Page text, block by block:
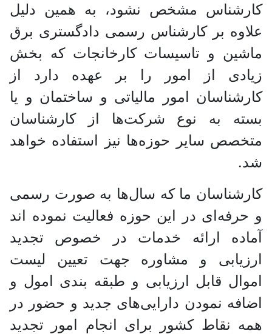
کارشناس مشخص نشود، به همین دلیل
علاوه بر کارشناس رسمی دادگستری برق
ماشین و تاسیسات کارخانجات که بخش
زیادی از امور را بر عهده دارد از
کارشناسان امور مالیاتی و ساختمان و یا
بسته به نوع شرکت‌ها از کارشناسان
متخصص سایر حوزه‌ها نیز استفاده خواهد
شد.
کارشناسان ما که سال‌ها به صورت رسمی
و حرفه‌ای در این حوزه فعالیت‌ نموده اند
آماده ارائه خدمات در خصوص تجدید
ارزیابی و مشاوره جهت تعیین لیست
اموال قابل ارزیابی و طبقه بندی امول و
اضافه نمودن دارایی‌های جدید و حضور در
همه نقاط کشور برای انجام امور تجدید